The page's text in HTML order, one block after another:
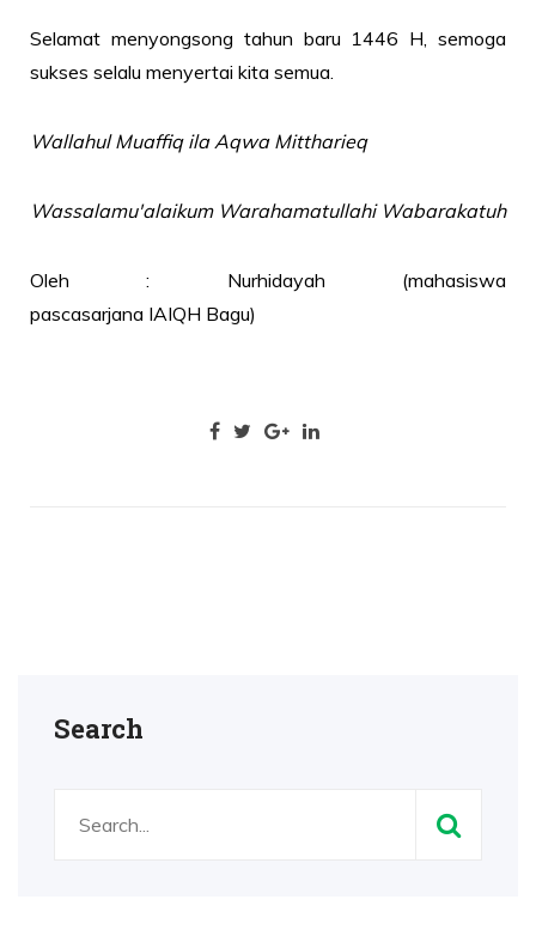
Selamat menyongsong tahun baru 1446 H, semoga
sukses selalu menyertai kita semua.
Wallahul Muaffiq ila Aqwa Mittharieq
Wassalamu'alaikum Warahamatullahi Wabarakatuh
Oleh : Nurhidayah (mahasiswa
pascasarjana IAIQH Bagu)
Search